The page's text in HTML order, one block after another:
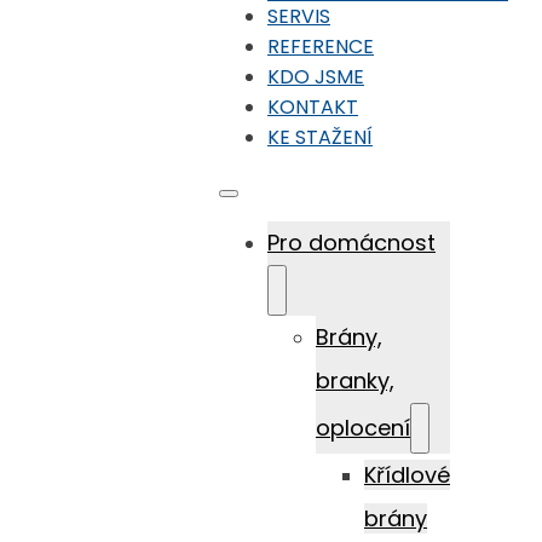
SERVIS
REFERENCE
KDO JSME
KONTAKT
KE STAŽENÍ
Pro domácnost
Brány,
branky,
oplocení
Křídlové
brány